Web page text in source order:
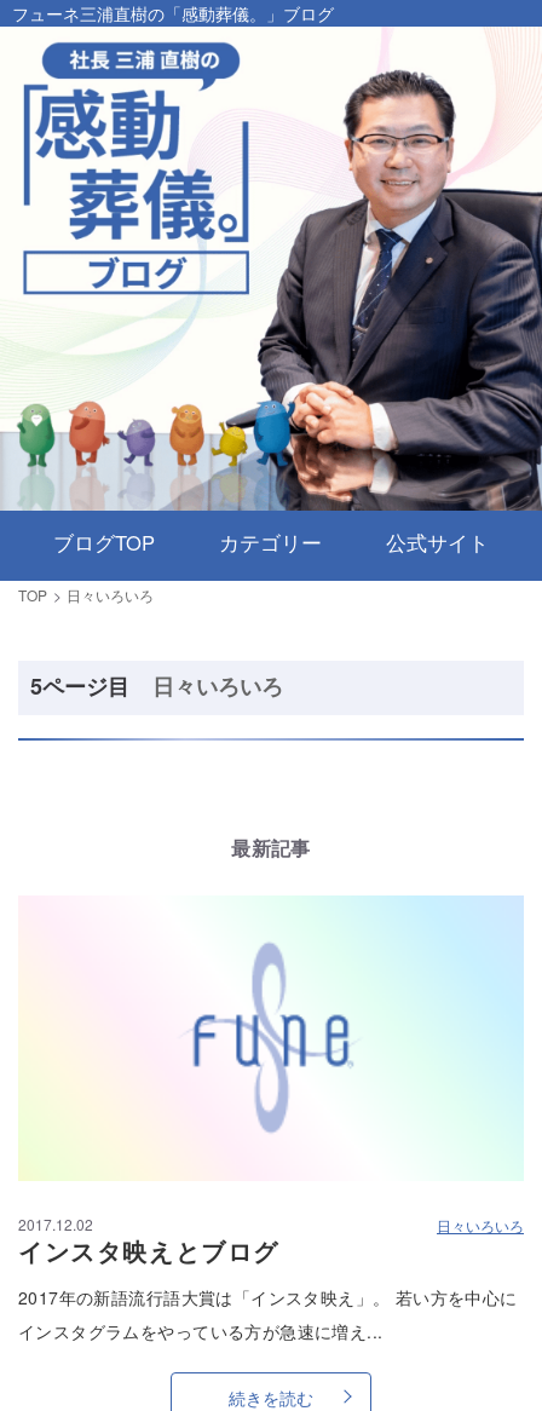
フューネ三浦直樹の「感動葬儀。」ブログ
ブログTOP カテゴリー 公式サイト
TOP 日々いろいろ
5ページ目 日々いろいろ
最新記事
2017.12.02 日々いろいろ
インスタ映えとブログ
2017年の新語流行語大賞は「インスタ映え」。 若い方を中心に
インスタグラムをやっている方が急速に増え...
続きを読む